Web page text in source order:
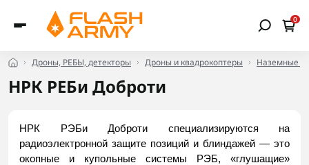
0
Дроны, РЕБЫ, детекторы Дроны и квадрокоптеры Наземные
НРК РЕБи Доброти
НРК РЭБи Доброти специализируются на
радиоэлектронной защите позиций и блиндажей — это
окопные и купольные системы РЭБ, «глушащие»